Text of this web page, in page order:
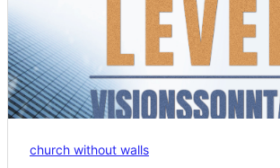
church without walls